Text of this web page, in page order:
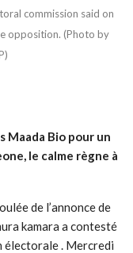
commission said on
opposition. (Photo by
Maada Bio pour un
le calme règne à
de l’annonce de
kamara a contesté
électorale . Mercredi